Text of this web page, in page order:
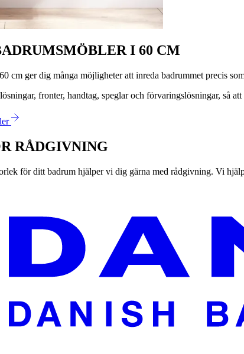
I 60 CM
cm ger dig många möjligheter att inreda badrummet precis
fronter, handtag, speglar och förvaringslösningar, så att
RÅDGIVNING
för ditt badrum hjälper vi dig gärna med rådgivning. Vi